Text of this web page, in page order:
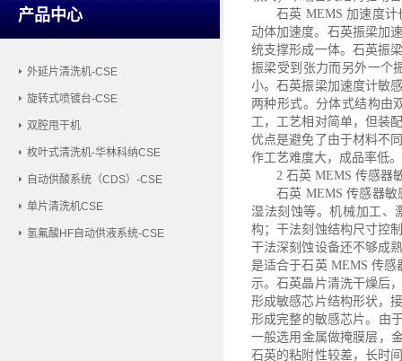
产品中心
外延片清洗机-CSE
旋转式喷镀台-CSE
双腔甩干机
枚叶式清洗机-华林科纳CSE
自动供酸系统（CDS）-CSE
单片清洗机CSE
氢氟酸HF自动供液系统-CSE
石英 MEMS 加速度
动体加速度。石英振梁加
统支撑形成一体。石英振
振梁受到张力而另外一个
小。石英振梁加速度计敏
两种形式。分体式结构由
工，工艺相对简单，但装
优点是避免了由于材料不
作工艺难度大，成品率低。
2 石英 MEMS 传感器
石英 MEMS 传感器
湿法刻蚀等。机械加工、
构；干法刻蚀结构尺寸控
干法深刻蚀设备还不够成
是适合于石英 MEMS 传
示。石英晶片清洗干燥后
形成敏感芯片结构形状，
形成完整的敏感芯片。由
一般选用金属做掩膜层，
石英的粘附性较差，长时